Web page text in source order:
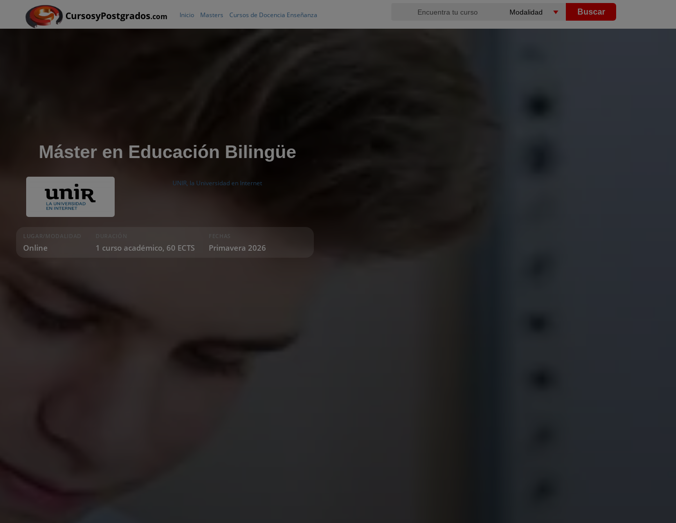
CursosyPostgrados.com Buscar
Inicio Masters Cursos de Docencia Enseñanza
Máster en Educación Bilingüe
UNIR, la Universidad en Internet
LUGAR/MODALIDAD
Online 1 curso académico, 60 ECTS
FECHAS
Primavera 2026